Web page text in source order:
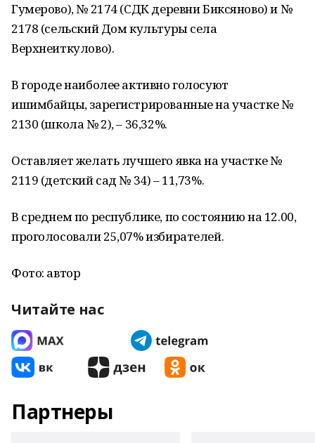
Гумерово), № 2174 (СДК деревни Биксяново) и №
2178 (сельский Дом культуры села
Верхнеиткулово).
В городе наиболее активно голосуют
ишимбайцы, зарегистрированные на участке №
2130 (школа № 2), – 36,32%.
Оставляет желать лучшего явка на участке №
2119 (детский сад № 34) – 11,73%.
В среднем по республике, по состоянию на 12.00,
проголосовали 25,07% избирателей.
Фото: автор
Читайте нас
Партнеры